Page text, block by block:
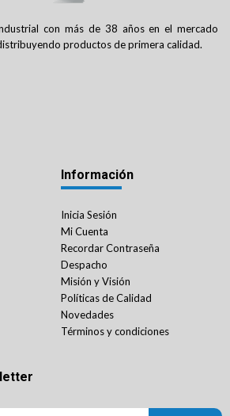
con más de 38 años en el mercado
productos de primera calidad.
Información
Inicia Sesión
Mi Cuenta
Recordar Contraseña
Despacho
Misión y Visión
Políticas de Calidad
Novedades
Términos y condiciones